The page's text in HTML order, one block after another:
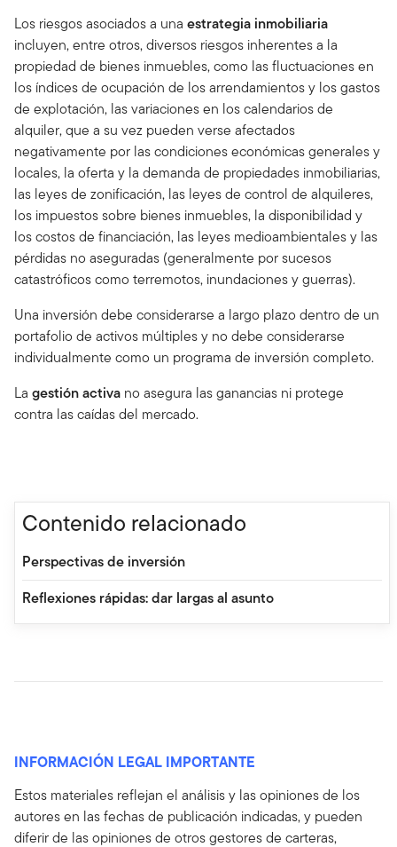
Los riesgos asociados a una estrategia inmobiliaria
incluyen, entre otros, diversos riesgos inherentes a la
propiedad de bienes inmuebles, como las fluctuaciones en
los índices de ocupación de los arrendamientos y los gastos
de explotación, las variaciones en los calendarios de
alquiler, que a su vez pueden verse afectados
negativamente por las condiciones económicas generales y
locales, la oferta y la demanda de propiedades inmobiliarias,
las leyes de zonificación, las leyes de control de alquileres,
los impuestos sobre bienes inmuebles, la disponibilidad y
los costos de financiación, las leyes medioambientales y las
pérdidas no aseguradas (generalmente por sucesos
catastróficos como terremotos, inundaciones y guerras).
Una inversión debe considerarse a largo plazo dentro de un
portafolio de activos múltiples y no debe considerarse
individualmente como un programa de inversión completo.
La gestión activa no asegura las ganancias ni protege
contra las caídas del mercado.
Contenido relacionado
Perspectivas de inversión
Reflexiones rápidas: dar largas al asunto
INFORMACIÓN LEGAL IMPORTANTE
Estos materiales reflejan el análisis y las opiniones de los
autores en las fechas de publicación indicadas, y pueden
diferir de las opiniones de otros gestores de carteras,